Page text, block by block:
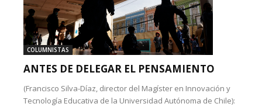
COLUMNISTAS
ANTES DE DELEGAR EL PENSAMIENTO
(Francisco Silva-Díaz, director del Magíster en Innovación y
Tecnología Educativa de la Universidad Autónoma de Chile):